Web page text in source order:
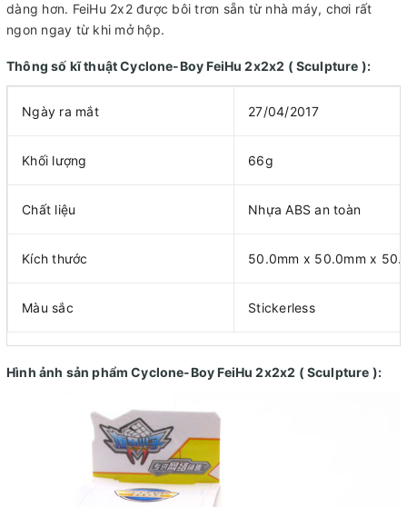
dàng hơn. FeiHu 2x2 được bôi trơn sẵn từ nhà máy, chơi rất
ngon ngay từ khi mở hộp.
Thông số kĩ thuật Cyclone-Boy FeiHu 2x2x2 ( Sculpture ):
Ngày ra mắt 27/04/2017
Khối lượng 66g
Chất liệu Nhựa ABS an toàn
Kích thước 50.0mm x 50.0mm x
Màu sắc Stickerless
Hình ảnh sản phẩm Cyclone-Boy FeiHu 2x2x2 ( Sculpture ):